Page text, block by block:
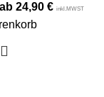
24,90 € inkl.MWST